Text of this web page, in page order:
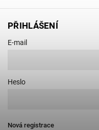
PŘIHLÁŠENÍ
E-mail
Heslo
Nová registrace